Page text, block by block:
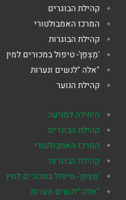
קהילת הבוגרים
המרכז האמבולטורי
קהילת הבוגרות
'מַצְפֵן'- טיפול במכורים למין
"אלה "לנשים ונערות
קהילת הנוער
היחידה למניעה
קהילת הבוגרים
המרכז האמבולטורי
קהילת הבוגרות
'מַצְפֵן'- טיפול במכורים למין
"אלה "לנשים ונערות